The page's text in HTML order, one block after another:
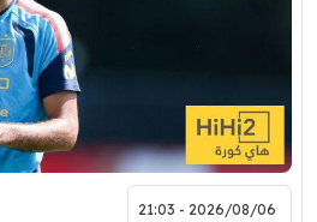
2026/08/06 - 21:03